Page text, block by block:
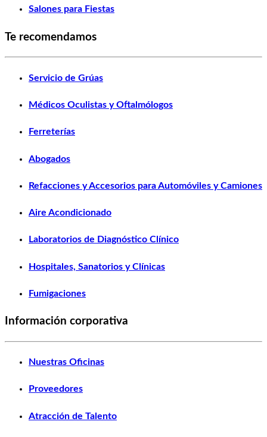
Salones para Fiestas
Te recomendamos
Servicio de Grúas
Médicos Oculistas y Oftalmólogos
Ferreterías
Abogados
Refacciones y Accesorios para Automóviles y Camiones
Aire Acondicionado
Laboratorios de Diagnóstico Clínico
Hospitales, Sanatorios y Clínicas
Fumigaciones
Información corporativa
Nuestras Oficinas
Proveedores
Atracción de Talento